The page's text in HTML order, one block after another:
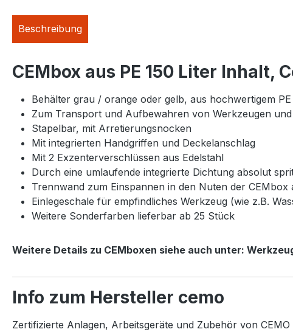
Beschreibung
CEMbox aus PE 150 Liter Inhalt,
Behälter grau / orange oder gelb, aus hochwertigem PE
Zum Transport und Aufbewahren von Werkzeugen
Stapelbar, mit Arretierungsnocken
Mit integrierten Handgriffen und Deckelanschlag
Mit 2 Exzenterverschlüssen aus Edelstahl
Durch eine umlaufende integrierte Dichtung absolut
Trennwand zum Einspannen in den Nuten der CEMbox
Einlegeschale für empfindliches Werkzeug (wie z.B.
Weitere Sonderfarben lieferbar ab 25 Stück
Weitere Details zu CEMboxen siehe auch unter:
Info zum Hersteller cemo
Zertifizierte Anlagen, Arbeitsgeräte und Zubehör von